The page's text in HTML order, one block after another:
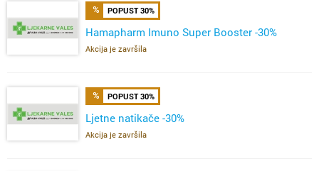
POPUST 30%
Hamapharm Imuno Super Booster -30%
Akcija je završila
POPUST 30%
Ljetne natikače -30%
Akcija je završila